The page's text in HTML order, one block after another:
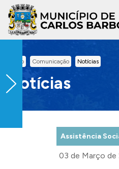
Ir para conteúdo principal
Inicio Comunicação Notícias
Notícias
Assistência
03 de Março de